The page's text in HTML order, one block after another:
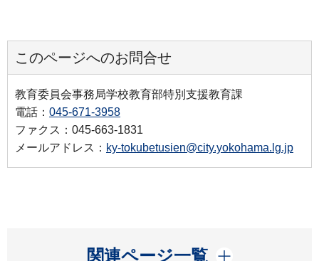
このページへのお問合せ
教育委員会事務局学校教育部特別支援教育課
電話： 045-671-3958
ファクス：045-663-1831
メールアドレス： ky-tokubetusien@city.yokohama.lg.jp
関連ページ一覧
開く